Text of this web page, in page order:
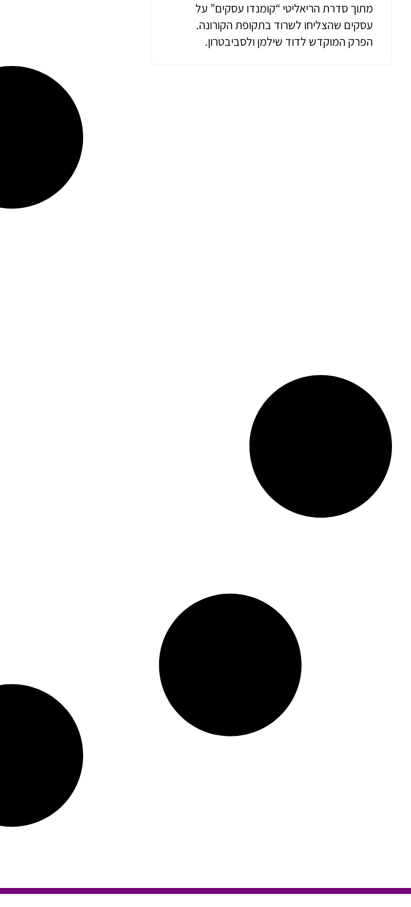
מתוך סדרת הריאליטי “קומנדו עסקים” על
עסקים שהצליחו לשרוד בתקופת הקורונה.
הפרק המוקדש לדוד שילמן ולסביבטרון.